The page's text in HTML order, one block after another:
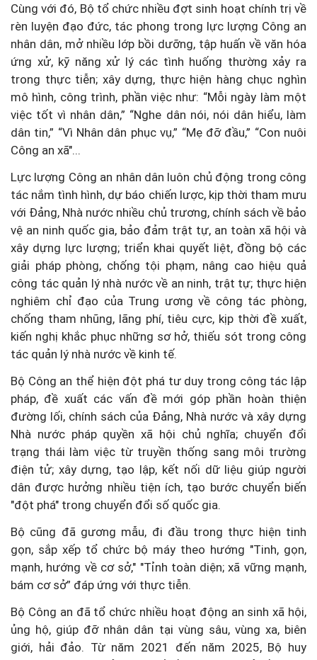
Cùng với đó, Bộ tổ chức nhiều đợt sinh hoạt chính trị về
rèn luyện đạo đức, tác phong trong lực lượng Công an
nhân dân, mở nhiều lớp bồi dưỡng, tập huấn về văn hóa
ứng xử, kỹ năng xử lý các tình huống thường xảy ra
trong thực tiễn; xây dựng, thực hiện hàng chục nghìn
mô hình, công trình, phần việc như: “Mỗi ngày làm một
việc tốt vì nhân dân,” “Nghe dân nói, nói dân hiểu, làm
dân tin,” “Vì Nhân dân phục vụ,” “Mẹ đỡ đầu,” “Con nuôi
Công an xã"...
Lực lượng Công an nhân dân luôn chủ động trong công
tác nắm tình hình, dự báo chiến lược, kịp thời tham mưu
với Đảng, Nhà nước nhiều chủ trương, chính sách về bảo
vệ an ninh quốc gia, bảo đảm trật tự, an toàn xã hội và
xây dựng lực lượng; triển khai quyết liệt, đồng bộ các
giải pháp phòng, chống tội phạm, nâng cao hiệu quả
công tác quản lý nhà nước về an ninh, trật tự; thực hiện
nghiêm chỉ đạo của Trung ương về công tác phòng,
chống tham nhũng, lãng phí, tiêu cực, kịp thời đề xuất,
kiến nghị khắc phục những sơ hở, thiếu sót trong công
tác quản lý nhà nước về kinh tế.
Bộ Công an thể hiện đột phá tư duy trong công tác lập
pháp, đề xuất các vấn đề mới góp phần hoàn thiện
đường lối, chính sách của Đảng, Nhà nước và xây dựng
Nhà nước pháp quyền xã hội chủ nghĩa; chuyển đổi
trạng thái làm việc từ truyền thống sang môi trường
điện tử; xây dựng, tạo lập, kết nối dữ liệu giúp người
dân được hưởng nhiều tiện ích, tạo bước chuyển biến
"đột phá" trong chuyển đổi số quốc gia.
Bộ cũng đã gương mẫu, đi đầu trong thực hiện tinh
gọn, sắp xếp tổ chức bộ máy theo hướng "Tinh, gọn,
mạnh, hướng về cơ sở," "Tỉnh toàn diện; xã vững mạnh,
bám cơ sở” đáp ứng với thực tiễn.
Bộ Công an đã tổ chức nhiều hoạt động an sinh xã hội,
ủng hộ, giúp đỡ nhân dân tại vùng sâu, vùng xa, biên
giới, hải đảo. Từ năm 2021 đến năm 2025, Bộ huy